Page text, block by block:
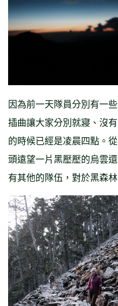
因為前一天隊員分別有一
插曲讓大家分別就寢、沒
的時候已經是凌晨四點。
頭遠望一片黑壓壓的烏雲
有其他的隊伍，對於黑森